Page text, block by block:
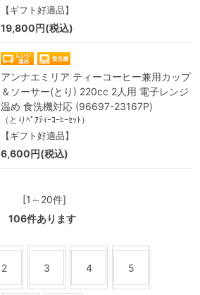
【ギフト好適品】
19,800円(税込)
アンナエミリア ティーコーヒー兼用カップ
＆ソーサー(とり) 220cc 2人用 電子レンジ
温め 食洗機対応 (96697-23167P)
（とりﾍﾟｱﾃｨｰｺｰﾋｰｾｯﾄ）
【ギフト好適品】
6,600円(税込)
[1～20件]
106件あります
2 3 4 5